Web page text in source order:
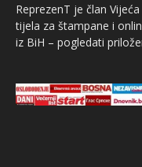
ReprezenT je član
tijela za štampane i
iz BiH – pogledati